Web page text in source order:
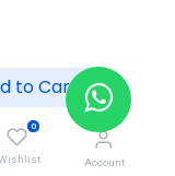
to Cart
0
Account
carrito